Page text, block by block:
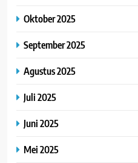
Oktober 2025
September 2025
Agustus 2025
Juli 2025
Juni 2025
Mei 2025